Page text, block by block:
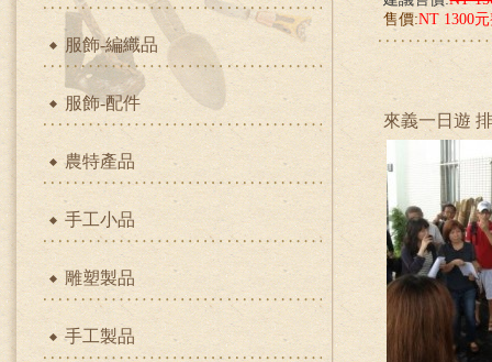
服飾-編織品
服飾-配件
農特產品
手工小品
雕塑製品
手工製品
售價:NT 1300
來義一日遊